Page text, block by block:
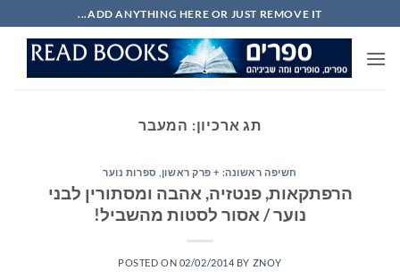
to
content
ADD ANYTHING HERE OR JUST REMOVE IT...
תג ארכיון: המעבר
חשיפה ראשונה: + פרק ראשון ספרות נוער
הרפתקאות, פנטזיה, אהבה ומסתורין לבני
נוער / אסור לסטות מהשביל!
POSTED ON 02/02/2014 BY ZNOY